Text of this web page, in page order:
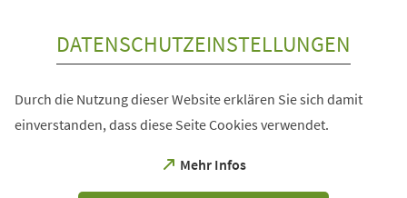
DATENSCHUTZEINSTELLUNGEN
Durch die Nutzung dieser Website erklären Sie sich damit
einverstanden, dass diese Seite Cookies verwendet.
Mehr Infos
(Öffnet